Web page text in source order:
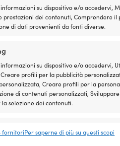
su dispositivo e/o accedervi,
prestazioni dei contenuti, Comprendere il
di dati provenienti da fonti diverse.
su dispositivo e/o accedervi,
profili per la pubblicità
Creare profili per la
di contenuti personalizzati,
selezione dei contenuti.
fornitoriPer saperne di più su questi scopi